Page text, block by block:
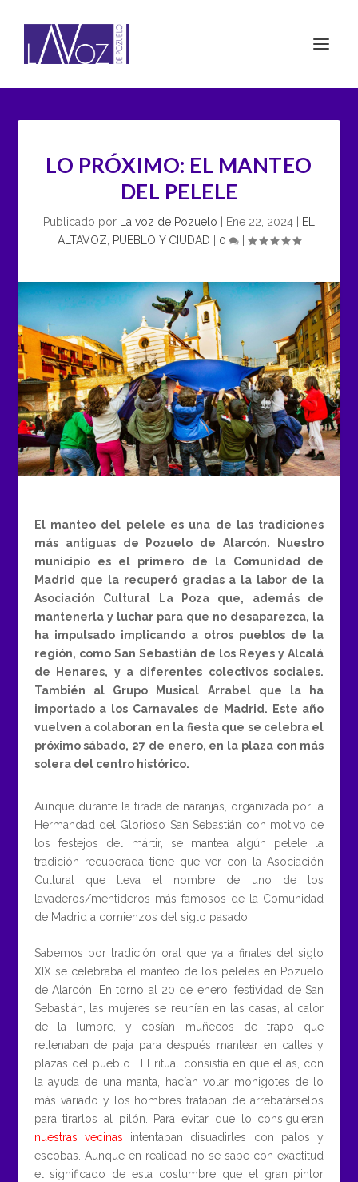
LO PRÓXIMO: EL MANTEO
DEL PELELE
Publicado por La voz de Pozuelo Ene 22, 2024
EL
ALTAVOZ
PUEBLO Y CIUDAD 0
El manteo del pelele es una de las tradiciones
más antiguas de Pozuelo de Alarcón. Nuestro
municipio es el primero de la Comunidad de
Madrid que la recuperó gracias a la labor de la
Asociación Cultural La Poza que, además de
mantenerla y luchar para que no desaparezca, la
ha impulsado implicando a otros pueblos de la
región, como San Sebastián de los Reyes y Alcalá
de Henares, y a diferentes colectivos sociales.
También al Grupo Musical Arrabel que la ha
importado a los Carnavales de Madrid. Este año
vuelven a colaboran en la fiesta que se celebra el
próximo sábado, 27 de enero, en la plaza con más
solera del centro histórico.
Aunque durante la tirada de naranjas, organizada por la
Hermandad del Glorioso San Sebastián con motivo de
los festejos del mártir, se mantea algún pelele la
tradición recuperada tiene que ver con la Asociación
Cultural que lleva el nombre de uno de los
lavaderos/mentideros más famosos de la Comunidad
de Madrid a comienzos del siglo pasado.
Sabemos por tradición oral que ya a finales del siglo
XIX se celebraba el manteo de los peleles en Pozuelo
de Alarcón. En torno al 20 de enero, festividad de San
Sebastián, las mujeres se reunían en las casas, al calor
de la lumbre, y cosían muñecos de trapo que
rellenaban de paja para después mantear en calles y
plazas del pueblo. El ritual consistía en que ellas, con
la ayuda de una manta, hacían volar monigotes de lo
más variado y los hombres trataban de arrebatárselos
para tirarlos al pilón. Para evitar que lo consiguieran
nuestras vecinas intentaban disuadirles con palos y
escobas. Aunque en realidad no se sabe con exactitud
el significado de esta costumbre que el gran pintor